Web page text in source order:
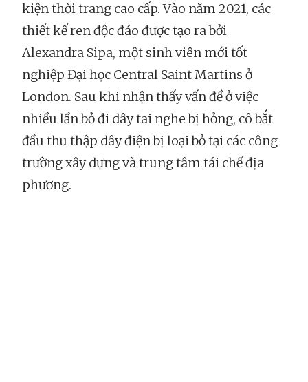
kiện thời trang cao cấp. Vào năm 2021, các
thiết kế ren độc đáo được tạo ra bởi
Alexandra Sipa, một sinh viên mới tốt
nghiệp Đại học Central Saint Martins ở
London. Sau khi nhận thấy vấn đề ở việc
nhiều lần bỏ đi dây tai nghe bị hỏng, cô bắt
đầu thu thập dây điện bị loại bỏ tại các công
trường xây dựng và trung tâm tái chế địa
phương.